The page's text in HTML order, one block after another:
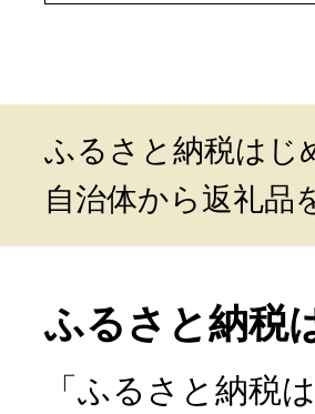
ふるさと納税はじ
自治体から返礼品
ふるさと納税
「ふるさと納税